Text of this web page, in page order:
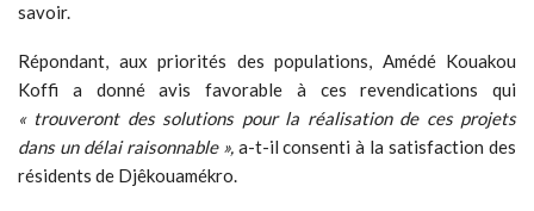
savoir.
Répondant, aux priorités des populations, Amédé Kouakou
Koffi a donné avis favorable à ces revendications qui
« trouveront des solutions pour la réalisation de ces projets
dans un délai raisonnable »,a-t-il consenti à la satisfaction des
résidents de Djêkouamékro.